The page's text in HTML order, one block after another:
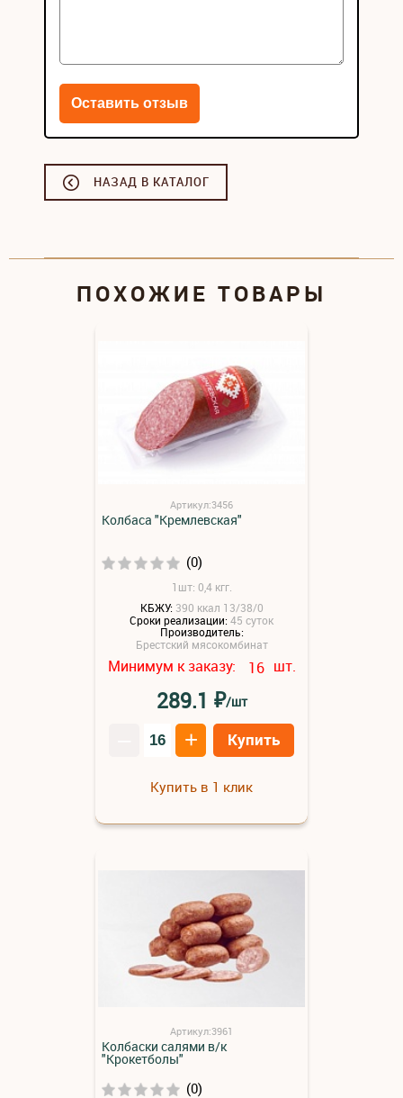
НАЗАД В КАТАЛОГ
ПОХОЖИЕ ТОВАРЫ
Артикул:3456
Колбаса "Кремлевская"
(0)
1шт: 0,4 кгг.
КБЖУ: 390 ккал 13/38/0
Сроки реализации:45 суток
Производитель:
Брестский мясокомбинат
Минимум к заказу: 16 шт.
289.1 ₽/шт
+ Купить
Купить в 1 клик
Артикул:3961
Колбаски салями в/к
"Крокетболы"
(0)